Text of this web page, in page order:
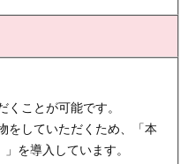
ことが可能です。
をしていただくため、「本
を導入しています。